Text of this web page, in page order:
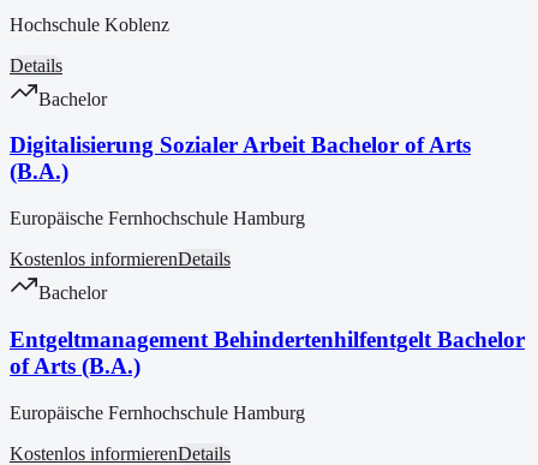
Hochschule Koblenz
Details
Bachelor
Digitalisierung Sozialer Arbeit Bachelor of Arts
(B.A.)
Europäische Fernhochschule Hamburg
Kostenlos informierenDetails
Bachelor
Entgeltmanagement Behindertenhilfentgelt Bachelor
of Arts (B.A.)
Europäische Fernhochschule Hamburg
Kostenlos informierenDetails